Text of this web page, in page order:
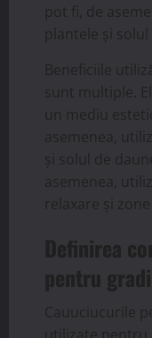
pot fi, de
plantele și solul
Beneficiile
sunt multiple.
un mediu
asemenea,
și solul de
asemenea,
relaxare și
Definirea
pentru
Cauuciucurile